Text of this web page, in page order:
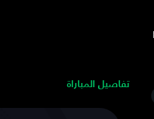
تفاصيل المباراة